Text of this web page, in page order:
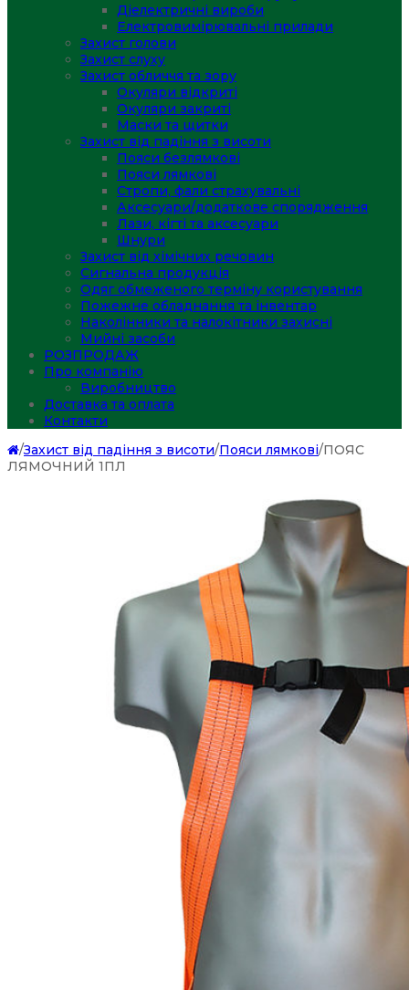
Діелектричні вироби
Електровимірювальні прилади
Захист голови
Захист слуху
Захист обличчя та зору
Окуляри відкриті
Окуляри закриті
Маски та щитки
Захист від падіння з висоти
Пояси безлямкові
Пояси лямкові
Стропи, фали страхувальні
Аксесуари/додаткове спорядження
Лази, кігті та аксесуари
Шнури
Захист від хімічних речовин
Сигнальна продукція
Одяг обмеженого терміну користування
Пожежне обладнання та інвентар
Наколінники та налокітники захисні
Мийні засоби
РОЗПРОДАЖ
Про компанію
Виробництво
Доставка та оплата
Контакти
/Захист від падіння з висоти/Пояси лямкові/ПОЯС
ЛЯМОЧНИЙ 1ПЛ